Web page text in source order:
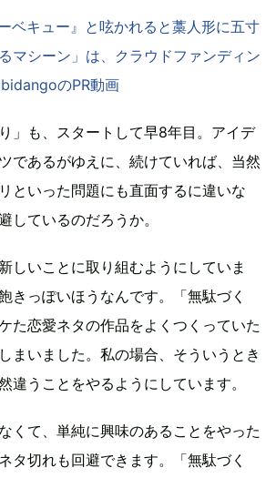
ベキュー』と呟かれると藁人形に五寸
マシーン」は、クラウドファンディン
のPR動画
」も、スタートして早8年目。アイデ
であるがゆえに、続けていれば、当然
といった問題にも直面するに違いな
しているのだろうか。
しいことに取り組むようにしていま
きっぽいほうなんです。「無駄づく
た恋愛ネタの作品をよくつくっていた
まいました。私の場合、そういうとき
違うことをやるようにしています。
くて、単純に興味のあることをやった
タ切れも回避できます。「無駄づく